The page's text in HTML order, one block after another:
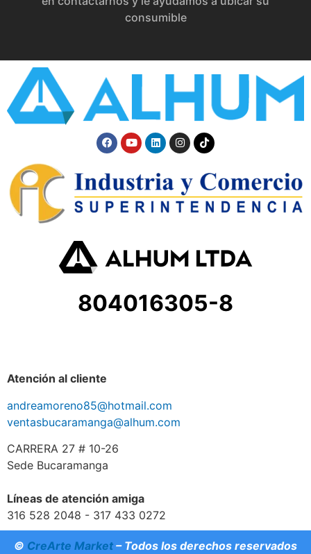
consumible
804016305-8
Atención al cliente
andreamoreno85@hotmail.com
ventasbucaramanga@alhum.com
CARRERA 27 # 10-26
Sede Bucaramanga
Líneas de atención amiga
316 528 2048 - 317 433 0272
© CreArte Market – Todos los derechos reservados